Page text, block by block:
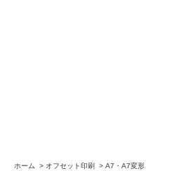
ホーム > オフセット印刷 > A7・A7変形